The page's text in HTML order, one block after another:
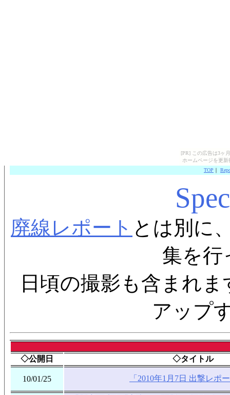
[PR] この広告は3ヶ
ホームページを更
TOP ｜
廃線レポート とは別に
集を行
日頃の撮影も含まれ
アップ
◇公開日 ◇タイトル
10/01/25 「2010年1月7日 出撃レポ